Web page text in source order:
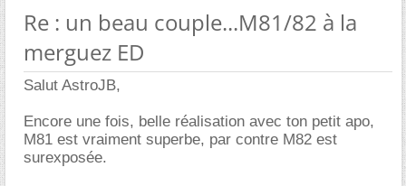
Re : un beau couple...M81/82 à la
merguez ED
Salut AstroJB,
Encore une fois, belle réalisation avec ton petit apo,
M81 est vraiment superbe, par contre M82 est
surexposée.